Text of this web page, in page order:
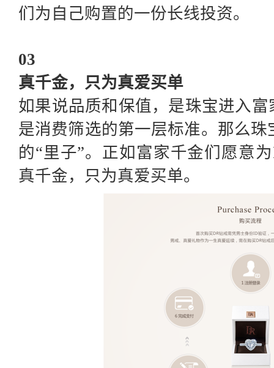
们为自己购置的一份长线投资。
03
真千金，只为真爱买单
如果说品质和保值，是珠宝进入
是消费筛选的第一层标准。那么
的“里子”。正如富家千金们愿意
真千金，只为真爱买单。